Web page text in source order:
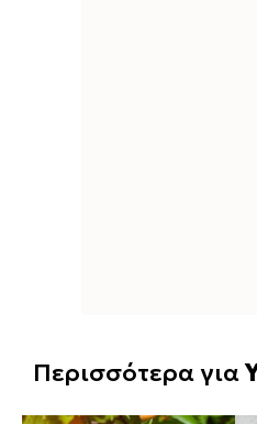
Περισσότερα για